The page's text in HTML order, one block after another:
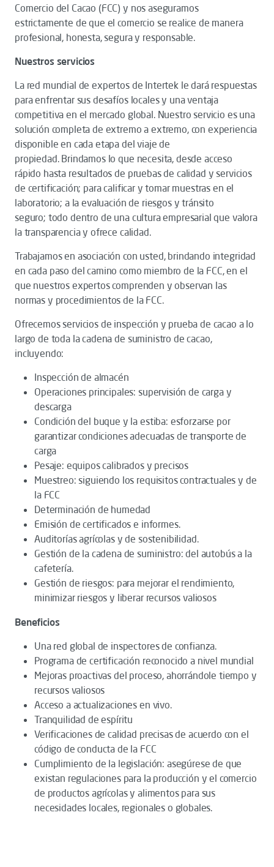
Comercio del Cacao (FCC) y nos aseguramos
estrictamente de que el comercio se realice de manera
profesional, honesta, segura y responsable.
Nuestros servicios
La red mundial de expertos de Intertek le dará respuestas
para enfrentar sus desafíos locales y una ventaja
competitiva en el mercado global. Nuestro servicio es una
solución completa de extremo a extremo, con experiencia
disponible en cada etapa del viaje de
propiedad. Brindamos lo que necesita, desde acceso
rápido hasta resultados de pruebas de calidad y servicios
de certificación; para calificar y tomar muestras en el
laboratorio; a la evaluación de riesgos y tránsito
seguro; todo dentro de una cultura empresarial que valora
la transparencia y ofrece calidad.
Trabajamos en asociación con usted, brindando integridad
en cada paso del camino como miembro de la FCC, en el
que nuestros expertos comprenden y observan las
normas y procedimientos de la FCC.
Ofrecemos servicios de inspección y prueba de cacao a lo
largo de toda la cadena de suministro de cacao,
incluyendo:
Inspección de almacén
Operaciones principales: supervisión de carga y
descarga
Condición del buque y la estiba: esforzarse por
garantizar condiciones adecuadas de transporte de
carga
Pesaje: equipos calibrados y precisos
Muestreo: siguiendo los requisitos contractuales y de
la FCC
Determinación de humedad
Emisión de certificados e informes.
Auditorías agrícolas y de sostenibilidad.
Gestión de la cadena de suministro: del autobús a la
cafetería.
Gestión de riesgos: para mejorar el rendimiento,
minimizar riesgos y liberar recursos valiosos
Beneficios
Una red global de inspectores de confianza.
Programa de certificación reconocido a nivel mundial
Mejoras proactivas del proceso, ahorrándole tiempo y
recursos valiosos
Acceso a actualizaciones en vivo.
Tranquilidad de espíritu
Verificaciones de calidad precisas de acuerdo con el
código de conducta de la FCC
Cumplimiento de la legislación: asegúrese de que
existan regulaciones para la producción y el comercio
de productos agrícolas y alimentos para sus
necesidades locales, regionales o globales.